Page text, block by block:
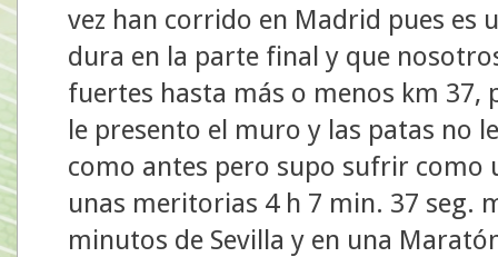
vez han corrido en Madrid pues es
dura en la parte final y que
fuertes hasta más o menos km 37,
le presento el muro y las patas no
como antes pero supo sufrir como
unas meritorias 4 h 7 min. 37 seg.
minutos de Sevilla y en una